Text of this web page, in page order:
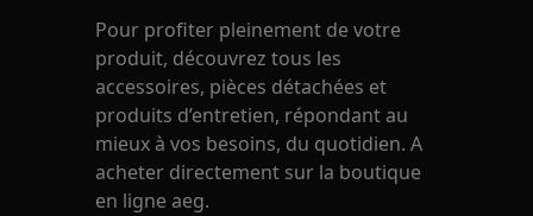
Pour profiter pleinement de votre
produit, découvrez tous les
accessoires, pièces détachées et
produits d’entretien, répondant au
mieux à vos besoins, du quotidien. A
acheter directement sur la boutique
en ligne aeg.